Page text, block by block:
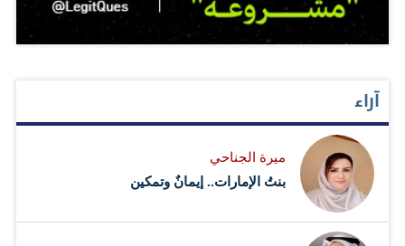
آراء
ميرة الجناحي
بنتُ الإمارات.. إيمانٌ وتمكين